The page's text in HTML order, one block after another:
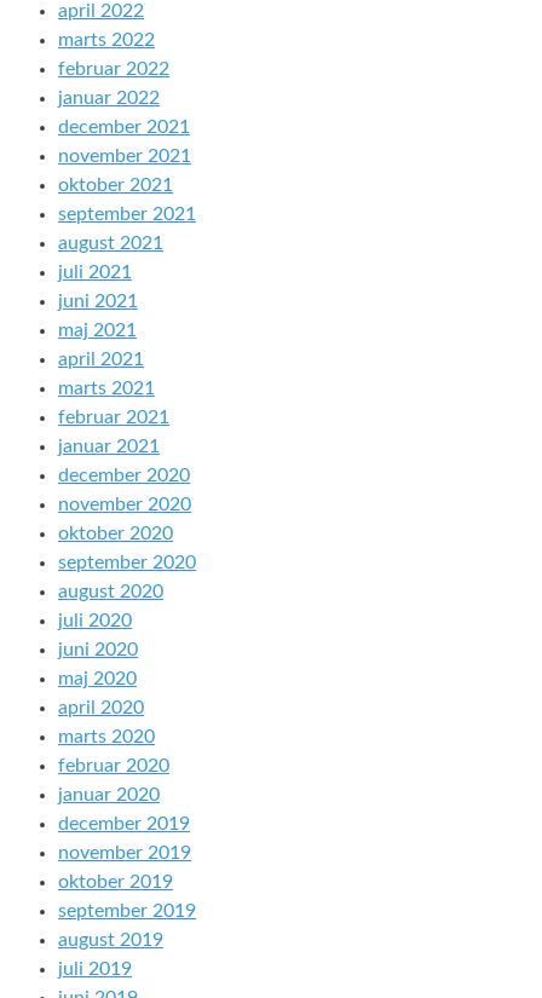
april 2022
marts 2022
februar 2022
januar 2022
december 2021
november 2021
oktober 2021
september 2021
august 2021
juli 2021
juni 2021
maj 2021
april 2021
marts 2021
februar 2021
januar 2021
december 2020
november 2020
oktober 2020
september 2020
august 2020
juli 2020
juni 2020
maj 2020
april 2020
marts 2020
februar 2020
januar 2020
december 2019
november 2019
oktober 2019
september 2019
august 2019
juli 2019